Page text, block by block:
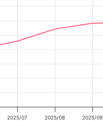
2025/07 2025/08 2025/09